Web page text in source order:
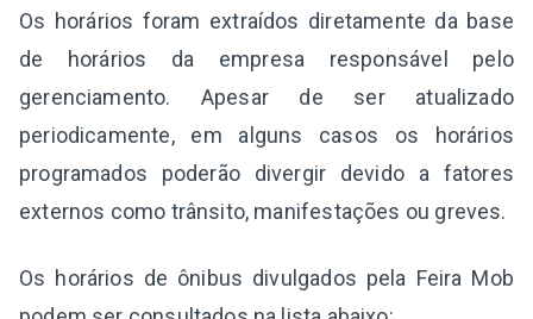
Os horários foram extraídos diretamente da base
de horários da empresa responsável pelo
gerenciamento. Apesar de ser atualizado
periodicamente, em alguns casos os horários
programados poderão divergir devido a fatores
externos como trânsito, manifestações ou greves.
Os horários de ônibus divulgados pela Feira Mob